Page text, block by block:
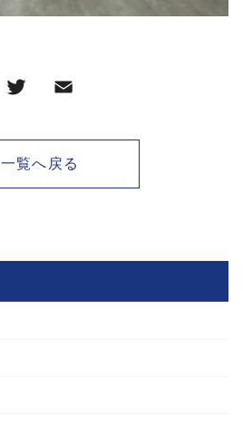
一覧へ戻る